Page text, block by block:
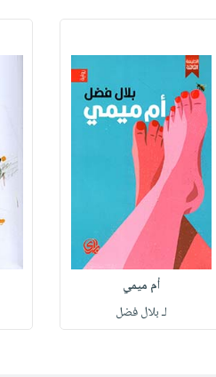
أم ميمي
لـ بلال فضل